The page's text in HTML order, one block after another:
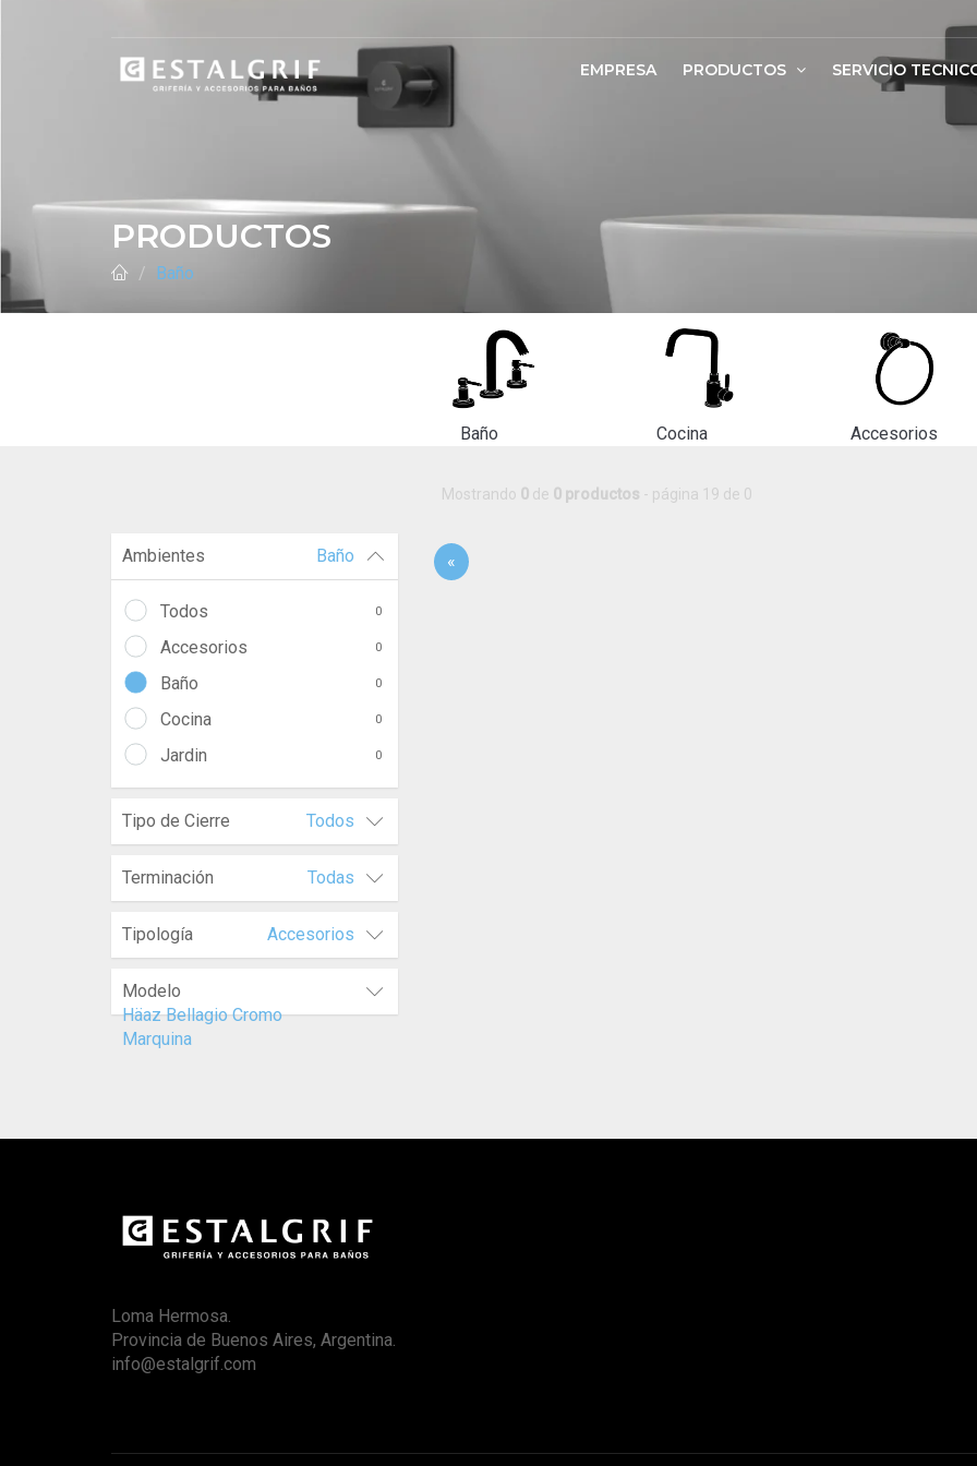
EMPRESA PRODUCTOS SERVICIO
PRODUCTOS
Baño
Baño Cocina Accesorios
Ambientes Baño
Todos 0
Accesorios 0
Baño 0
Cocina 0
Jardin 0
Tipo de Cierre Todos
Terminación Todas
Tipología Accesorios
Modelo
Häaz Bellagio Cromo
Marquina
Mostrando 0de 0 productos - página 19 de 0
«
Loma Hermosa.
Provincia de Buenos Aires, Argentina.
info@estalgrif.com